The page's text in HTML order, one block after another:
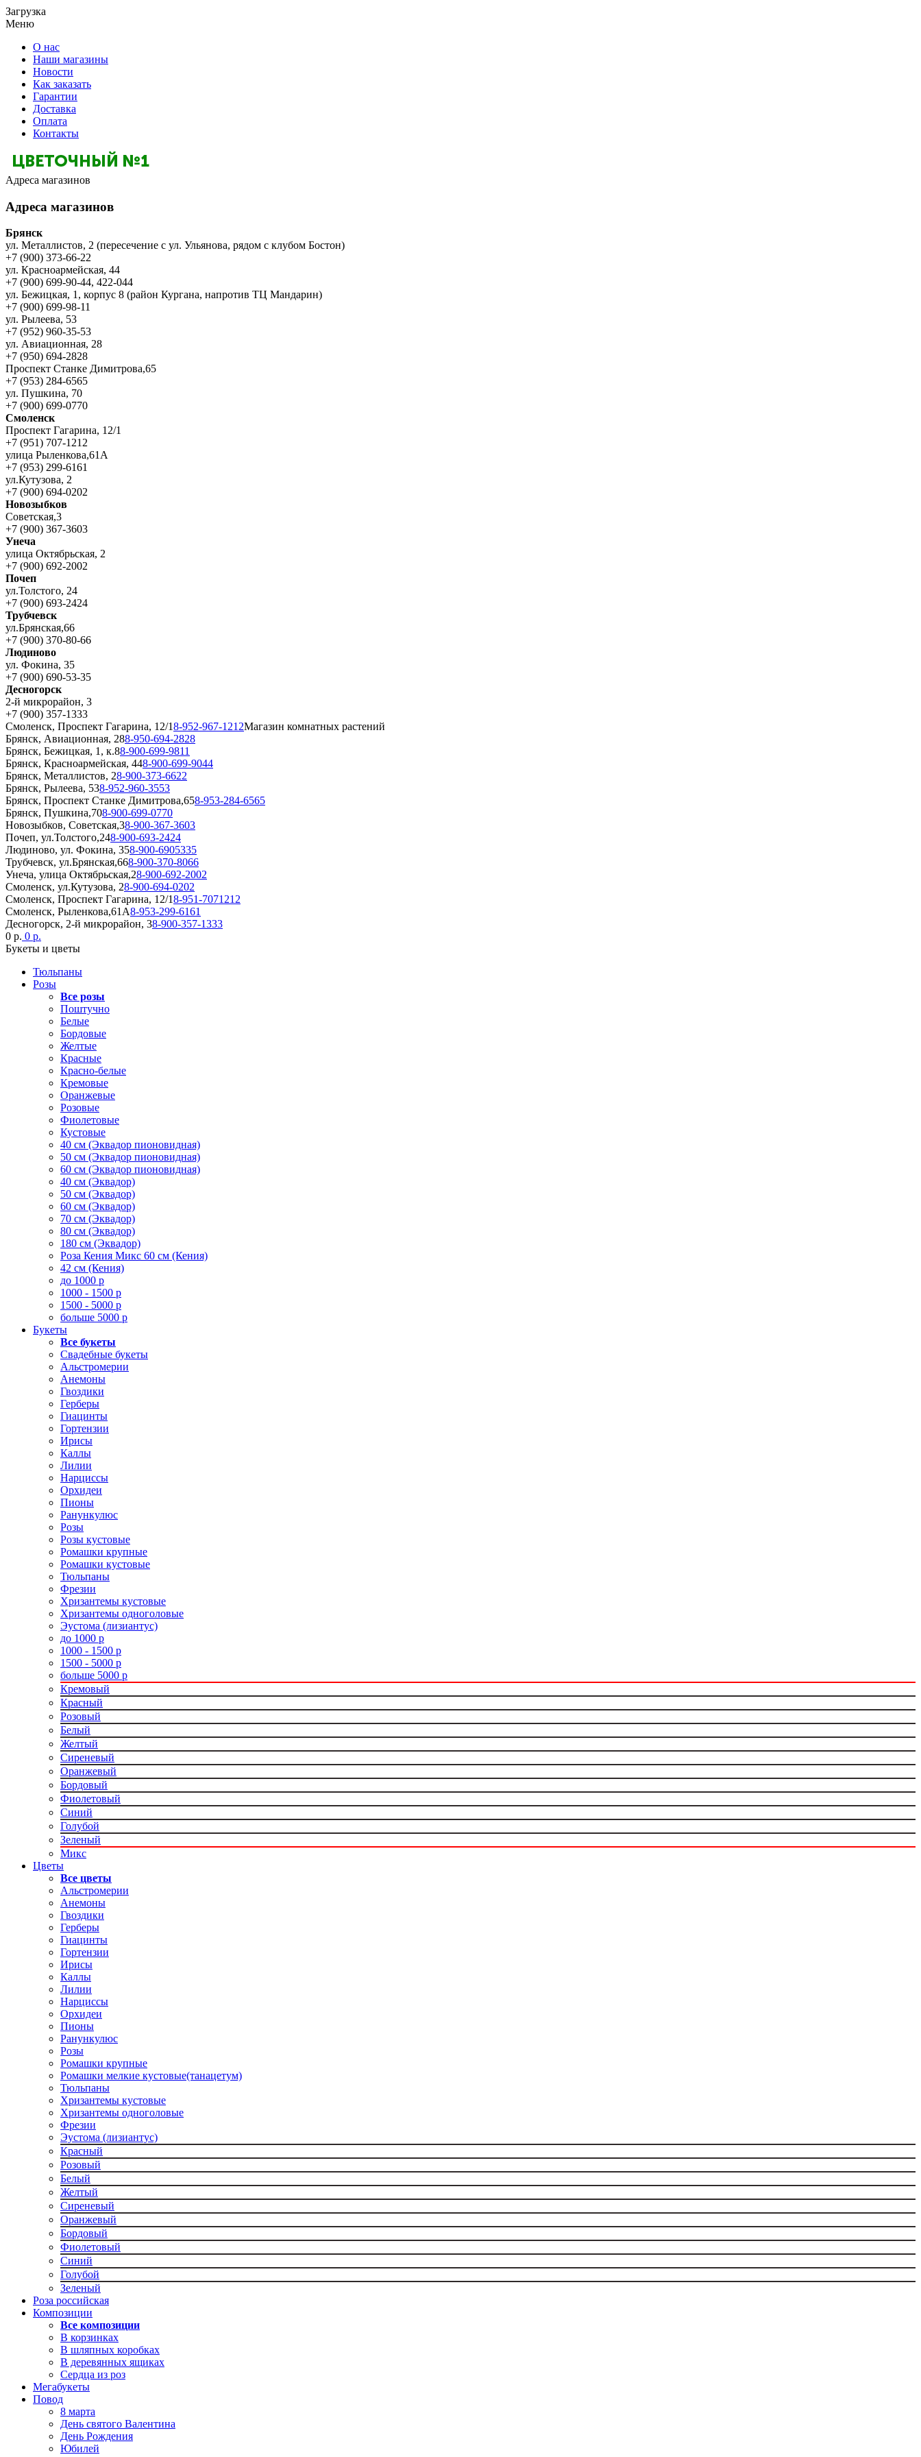
Загрузка
Меню
О нас
Наши магазины
Новости
Как заказать
Гарантии
Доставка
Оплата
Контакты
Адреса магазинов
Адреса магазинов
Брянск
ул. Металлистов, 2 (пересечение с ул. Ульянова, рядом с клубом Бостон)
+7 (900) 373-66-22
ул. Красноармейская, 44
+7 (900) 699-90-44, 422-044
ул. Бежицкая, 1, корпус 8 (район Кургана, напротив ТЦ Мандарин)
+7 (900) 699-98-11
ул. Рылеева, 53
+7 (952) 960-35-53
ул. Авиационная, 28
+7 (950) 694-2828
Проспект Станке Димитрова,65
+7 (953) 284-6565
ул. Пушкина, 70
+7 (900) 699-0770
Смоленск
Проспект Гагарина, 12/1
+7 (951) 707-1212
улица Рыленкова,61А
+7 (953) 299-6161
ул.Кутузова, 2
+7 (900) 694-0202
Новозыбков
Советская,3
+7 (900) 367-3603
Унеча
улица Октябрьская, 2
+7 (900) 692-2002
Почеп
ул.Толстого, 24
+7 (900) 693-2424
Трубчевск
ул.Брянская,66
+7 (900) 370-80-66
Людиново
ул. Фокина, 35
+7 (900) 690-53-35
Десногорск
2-й микрорайон, 3
+7 (900) 357-1333
Смоленск, Проспект Гагарина, 12/18-952-967-1212Магазин комнатных растений
Брянск, Авиационная, 288-950-694-2828
Брянск, Бежицкая, 1, к.88-900-699-9811
Брянск, Красноармейская, 448-900-699-9044
Брянск, Металлистов, 28-900-373-6622
Брянск, Рылеева, 538-952-960-3553
Брянск, Проспект Станке Димитрова,658-953-284-6565
Брянск, Пушкина,708-900-699-0770
Новозыбков, Советская,38-900-367-3603
Почеп, ул.Толстого,248-900-693-2424
Людиново, ул. Фокина, 358-900-6905335
Трубчевск, ул.Брянская,668-900-370-8066
Унеча, улица Октябрьская,28-900-692-2002
Смоленск, ул.Кутузова, 28-900-694-0202
Смоленск, Проспект Гагарина, 12/18-951-7071212
Смоленск, Рыленкова,61А8-953-299-6161
Десногорск, 2-й микрорайон, 38-900-357-1333
0 р. 0 р.
Букеты и цветы
Тюльпаны
Розы
Все розы
Поштучно
Белые
Бордовые
Желтые
Красные
Красно-белые
Кремовые
Оранжевые
Розовые
Фиолетовые
Кустовые
40 см (Эквадор пионовидная)
50 см (Эквадор пионовидная)
60 см (Эквадор пионовидная)
40 см (Эквадор)
50 см (Эквадор)
60 см (Эквадор)
70 см (Эквадор)
80 см (Эквадор)
180 см (Эквадор)
Роза Кения Микс 60 см (Кения)
42 см (Кения)
до 1000 р
1000 - 1500 р
1500 - 5000 р
больше 5000 р
Букеты
Все букеты
Свадебные букеты
Альстромерии
Анемоны
Гвоздики
Герберы
Гиацинты
Гортензии
Ирисы
Каллы
Лилии
Нарциссы
Орхидеи
Пионы
Ранункулюс
Розы
Розы кустовые
Ромашки крупные
Ромашки кустовые
Тюльпаны
Фрезии
Хризантемы кустовые
Хризантемы одноголовые
Эустома (лизиантус)
до 1000 р
1000 - 1500 р
1500 - 5000 р
больше 5000 р
Кремовый
Красный
Розовый
Белый
Желтый
Сиреневый
Оранжевый
Бордовый
Фиолетовый
Синий
Голубой
Зеленый
Микс
Цветы
Все цветы
Альстромерии
Анемоны
Гвоздики
Герберы
Гиацинты
Гортензии
Ирисы
Каллы
Лилии
Нарциссы
Орхидеи
Пионы
Ранункулюс
Розы
Ромашки крупные
Ромашки мелкие кустовые(танацетум)
Тюльпаны
Хризантемы кустовые
Хризантемы одноголовые
Фрезии
Эустома (лизиантус)
Красный
Розовый
Белый
Желтый
Сиреневый
Оранжевый
Бордовый
Фиолетовый
Синий
Голубой
Зеленый
Роза российская
Композиции
Все композиции
В корзинках
В шляпных коробках
В деревянных ящиках
Сердца из роз
Мегабукеты
Повод
8 марта
День святого Валентина
День Рождения
Юбилей